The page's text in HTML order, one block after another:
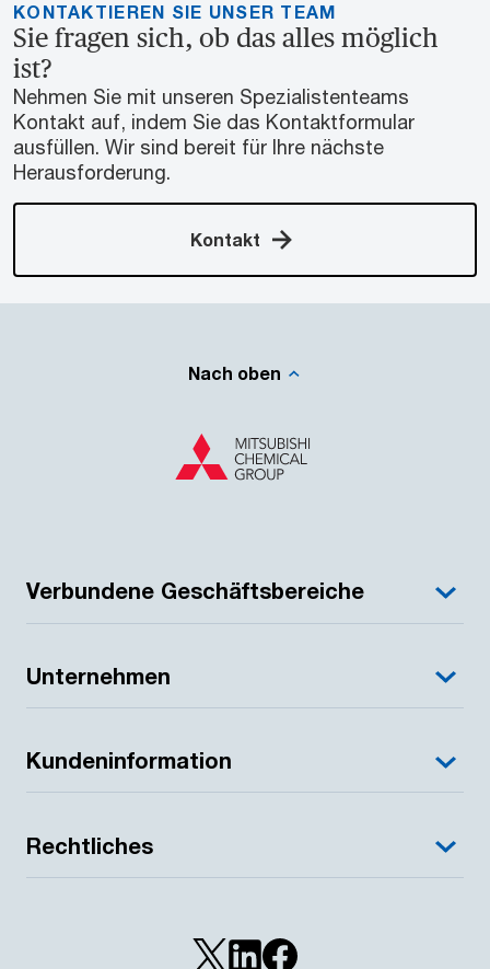
KONTAKTIEREN SIE UNSER TEAM
Sie fragen sich, ob das alles möglich
ist?
Nehmen Sie mit unseren Spezialistenteams
Kontakt auf, indem Sie das Kontaktformular
ausfüllen. Wir sind bereit für Ihre nächste
Herausforderung.
Kontakt
Nach oben
Verbundene Geschäftsbereiche
Unternehmen
Kundeninformation
Rechtliches